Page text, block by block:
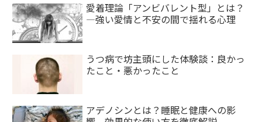
愛着理論「アンビバレント型」とは？
—強い愛情と不安の間で揺れる心理
うつ病で坊主頭にした体験談：良かっ
たこと・悪かったこと
アデノシンとは？睡眠と健康への影